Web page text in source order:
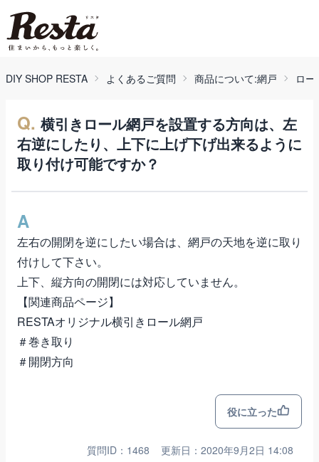
DIY SHOP RESTA よくあるご質問 商品について:網戸 ロー
Q. 横引きロール網戸を設置する方向は、左
右逆にしたり、上下に上げ下げ出来るように
取り付け可能ですか？
A
左右の開閉を逆にしたい場合は、網戸の天地を逆に取り
付けして下さい。
上下、縦方向の開閉には対応していません。
【関連商品ページ】
RESTAオリジナル横引きロール網戸
＃巻き取り
＃開閉方向
役に立った
質問ID：1468
更新日：2020年9月2日 14:08